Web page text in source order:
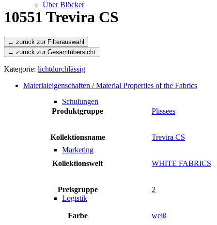
Über Blöcker
Leistungen
Schulungen
Marketing
Logistik
10551 Trevira CS
← zurück zur Gesamtübersicht
Kategorie: lichtdurchlässig
Materialeigenschaften / Material Properties of the Fabrics
Produktgruppe Plissees
Kollektionsname Trevira CS
Kollektionswelt WHITE FABRICS
Preisgruppe 2
Farbe weiß